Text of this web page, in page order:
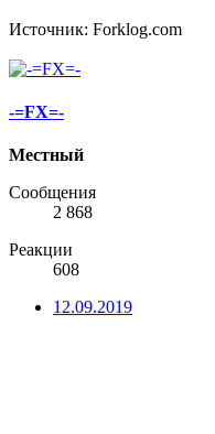
Источник: Forklog.com
-=FX=-
Местный
Сообщения
2 868
Реакции
608
12.09.2019